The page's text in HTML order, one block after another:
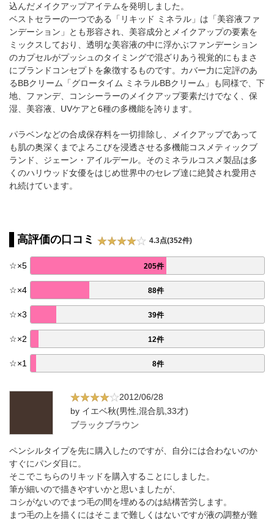
込んだメイクアップアイテムを発明しました。
ベストセラーの一つである「リキッド ミネラル」は「美容液ファ
ンデーション」とも形容され、美容成分とメイクアップの要素を
ミックスしており、透明な美容液の中に浮かぶファンデーション
のカプセルがプッシュのタイミングで混ざりあう視覚的にもまさ
にブランドコンセプトを象徴するものです。カバー力に定評のあ
るBBクリーム「グロータイム ミネラルBBクリーム」も同様で、下
地、ファンデ、コンシーラーのメイクアップ要素だけでなく、保
湿、美容液、UVケアと6種の多機能を誇ります。
パラベンなどの合成保存料を一切排除し、メイクアップであって
も肌の奥深くまでよろこびを浸透させる多機能コスメティックブ
ランド、ジェーン・アイルデール。そのミネラルコスメ製品は多
くのハリウッド女優をはじめ世界中のセレブ達に絶賛され愛用さ
れ続けています。
高評価の口コミ 4.3点(352件)
☆×5 205件
☆×4 88件
☆×3 39件
☆×2 12件
☆×1 8件
2012/06/28
by イエベ秋(男性,混合肌,33才)
ブラックブラウン
ペンシルタイプを先に購入したのですが、自分には合わないのか
すぐにパンダ目に。
そこでこちらのリキッドを購入することにしました。
筆が細いので描きやすいかと思いましたが、
コシがないのでまつ毛の間を埋めるのは結構苦労します。
まつ毛の上を描くにはそこまで難しくはないですが液の調整が難